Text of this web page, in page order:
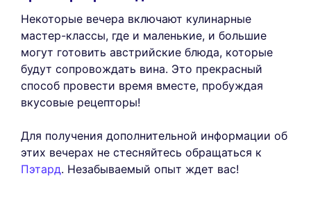
Некоторые вечера включают кулинарные
мастер-классы, где и маленькие, и большие
могут готовить австрийские блюда, которые
будут сопровождать вина. Это прекрасный
способ провести время вместе, пробуждая
вкусовые рецепторы!
Для получения дополнительной информации об
этих вечерах не стесняйтесь обращаться к
Пэтард. Незабываемый опыт ждет вас!